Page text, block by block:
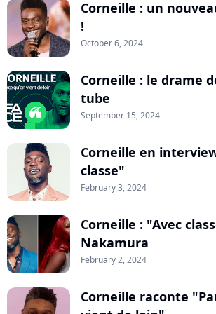
Corneille : un
!
October 6, 2024
Corneille : le drame
tube
September 15, 2024
Corneille en
classe"
February 3, 2024
Corneille : "Avec
Nakamura
February 2, 2024
Corneille raconte